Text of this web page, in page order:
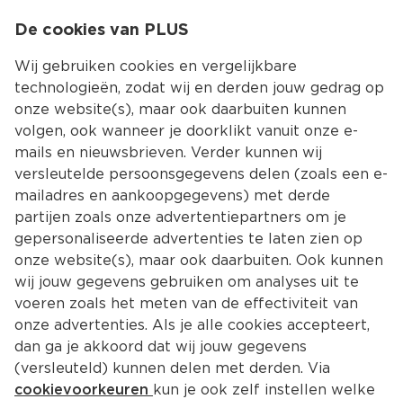
Kies jouw
Terug Producten
De cookies van PLUS
Wij gebruiken cookies en vergelijkbare
technologieën, zodat wij en derden jouw gedrag op
onze website(s), maar ook daarbuiten kunnen
volgen, ook wanneer je doorklikt vanuit onze e-
mails en nieuwsbrieven. Verder kunnen wij
versleutelde persoonsgegevens delen (zoals een e-
mailadres en aankoopgegevens) met derde
partijen zoals onze advertentiepartners om je
gepersonaliseerde advertenties te laten zien op
onze website(s), maar ook daarbuiten. Ook kunnen
wij jouw gegevens gebruiken om analyses uit te
voeren zoals het meten van de effectiviteit van
onze advertenties. Als je alle cookies accepteert,
dan ga je akkoord dat wij jouw gegevens
(versleuteld) kunnen delen met derden. Via
cookievoorkeuren kun je ook zelf instellen welke